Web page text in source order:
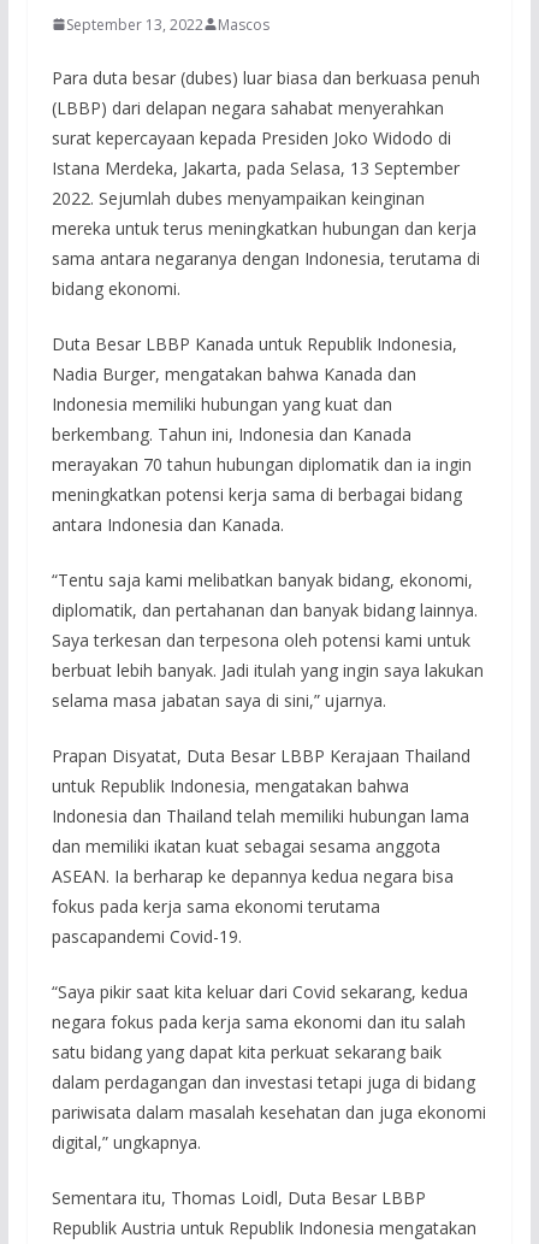
September 13, 2022 Mascos
Para duta besar (dubes) luar biasa dan berkuasa penuh
(LBBP) dari delapan negara sahabat menyerahkan
surat kepercayaan kepada Presiden Joko Widodo di
Istana Merdeka, Jakarta, pada Selasa, 13 September
2022. Sejumlah dubes menyampaikan keinginan
mereka untuk terus meningkatkan hubungan dan kerja
sama antara negaranya dengan Indonesia, terutama di
bidang ekonomi.
Duta Besar LBBP Kanada untuk Republik Indonesia,
Nadia Burger, mengatakan bahwa Kanada dan
Indonesia memiliki hubungan yang kuat dan
berkembang. Tahun ini, Indonesia dan Kanada
merayakan 70 tahun hubungan diplomatik dan ia ingin
meningkatkan potensi kerja sama di berbagai bidang
antara Indonesia dan Kanada.
“Tentu saja kami melibatkan banyak bidang, ekonomi,
diplomatik, dan pertahanan dan banyak bidang lainnya.
Saya terkesan dan terpesona oleh potensi kami untuk
berbuat lebih banyak. Jadi itulah yang ingin saya lakukan
selama masa jabatan saya di sini,” ujarnya.
Prapan Disyatat, Duta Besar LBBP Kerajaan Thailand
untuk Republik Indonesia, mengatakan bahwa
Indonesia dan Thailand telah memiliki hubungan lama
dan memiliki ikatan kuat sebagai sesama anggota
ASEAN. Ia berharap ke depannya kedua negara bisa
fokus pada kerja sama ekonomi terutama
pascapandemi Covid-19.
“Saya pikir saat kita keluar dari Covid sekarang, kedua
negara fokus pada kerja sama ekonomi dan itu salah
satu bidang yang dapat kita perkuat sekarang baik
dalam perdagangan dan investasi tetapi juga di bidang
pariwisata dalam masalah kesehatan dan juga ekonomi
digital,” ungkapnya.
Sementara itu, Thomas Loidl, Duta Besar LBBP
Republik Austria untuk Republik Indonesia mengatakan